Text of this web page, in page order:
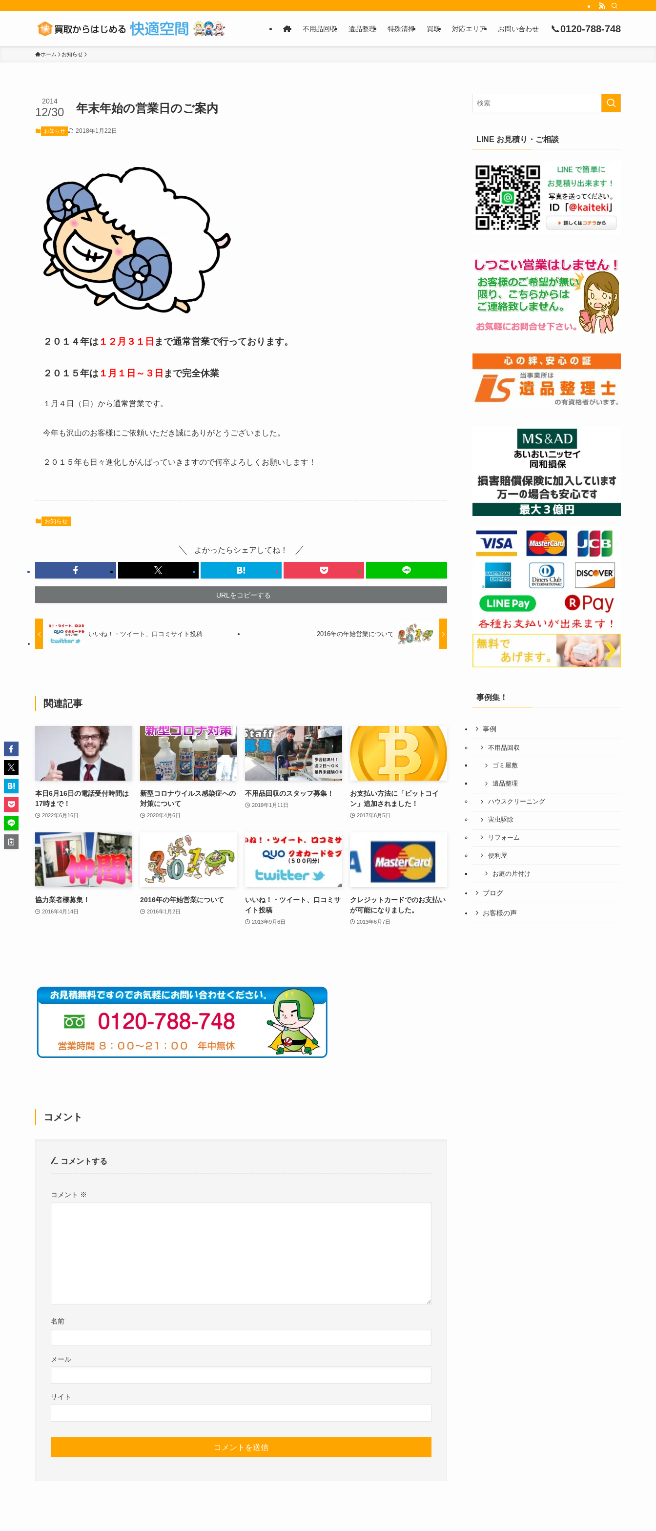
不用品回収 遺品整理 特殊清掃 買取 対応エリア お問い合わせ 📞0120-788-748
ホーム お知らせ
年末年始の営業日のご案内
2014
12/30
お知らせ 2018年1月22日
２０１４年は １２月３１日 まで通常営業で行っております。
２０１５年は １月１日～３日 まで完全休業
１月４日（日）から通常営業です。
今年も沢山のお客様にご依頼いただき誠にありがとうございました。
２０１５年も日々進化しがんばっていきますので何卒よろしくお願いします！
お知らせ
よかったらシェアしてね！
URLをコピーする
いいね！・ツイート、口コミサイト投稿 2016年の年始営業について
関連記事
本日6月16日の電話受付時間は
17時まで！
2022年6月16日
新型コロナウイルス感染症への
対策について
2020年4月6日
不用品回収のスタッフ募集！
2019年1月11日
お支払い方法に「ビットコイ
ン」追加されました！
2017年6月5日
協力業者様募集！
2016年4月14日
2016年の年始営業について
2016年1月2日
いいね！・ツイート、口コミサ
イト投稿
2013年9月6日
クレジットカードでのお支払い
が可能になりました。
2013年6月7日
コメント
コメントする
コメント ※
名前
メール
サイト
LINE お見積り・ご相談
事例集！
事例
不用品回収
ゴミ屋敷
遺品整理
ハウスクリーニング
害虫駆除
リフォーム
便利屋
お庭の片付け
ブログ
お客様の声